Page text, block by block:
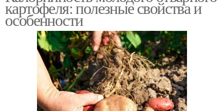
картофеля: полезные свойства и
особенности